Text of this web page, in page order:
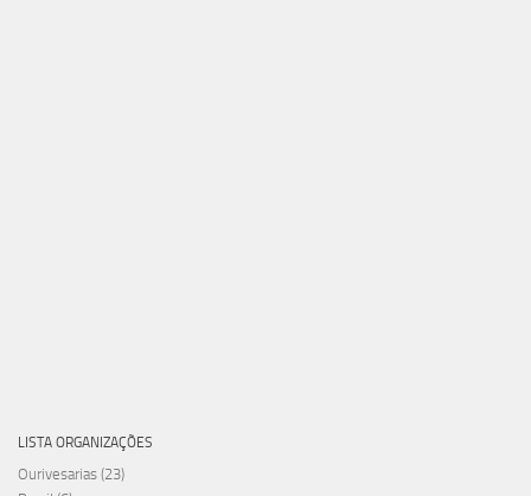
LISTA ORGANIZAÇÕES
Ourivesarias (23)